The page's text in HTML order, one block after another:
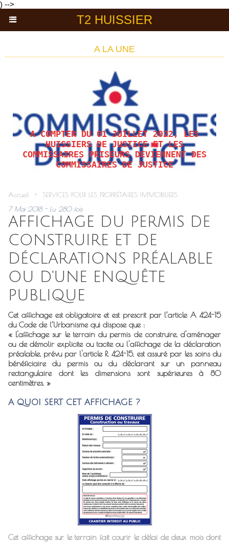
) -->
T2 HUISSIER
A LA UNE
A COMPTER DU 01 JUILLET 2022, LES
HUISSIERS DE JUSTICE ET LES
COMMISSAIRES PRISEURS DEVIENNENT DES
COMMISSAIRES DE JUSTICE
Accueil >
SERVICES POUR LES PROPRIÉTAIRES IMMOBILIERS
7 Mai 2018 - Lu 280 fois
AFFICHAGE DU PERMIS DE
CONSTRUIRE ET DE
DÉCLARATIONS PRÉALABLE
OU D'UNE ENQUÊTE
PUBLIQUE
Cet affichage est obligatoire et est prescrit par l’article A 424-15
du Code de l’Urbanisme qui dispose que :
« L'affichage sur le terrain du permis de construire, d'aménager
ou de démolir explicite ou tacite ou l'affichage de la déclaration
préalable, prévu par l'article R. 424-15, est assuré par les soins du
bénéficiaire du permis ou du déclarant sur un panneau
rectangulaire dont les dimensions sont supérieures à 80
centimètres. »
A QUOI SERT CET AFFICHAGE ?
Cet affichage sur le terrain fait courir le délai de deux moisdont